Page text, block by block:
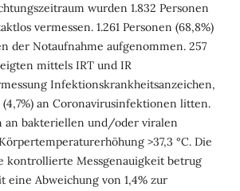
wurden 1.832 Personen
vermessen. 1.261 Personen (68,8%)
der Notaufnahme aufgenommen. 257
mittels IRT und IR
Infektionskrankheitsanzeichen,
(4,7%) an Coronavirusinfektionen litten.
an bakteriellen und/oder viralen
>37,3 °C. Die
kontrollierte Messgenauigkeit betrug
eine Abweichung von 1,4% zur